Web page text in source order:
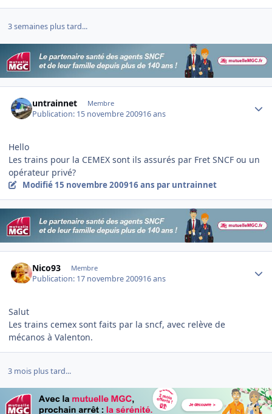
3 semaines plus tard...
untrainnet Membre
Publication: 15 novembre 200916 ans
Hello
Les trains pour la CEMEX sont ils assurés par Fret SNCF ou un
opérateur privé?
Modifié 15 novembre 200916 ans par untrainnet
Nico93 Membre
Publication: 17 novembre 200916 ans
Salut
Les trains cemex sont faits par la sncf, avec relève de
mécanos à Valenton.
3 mois plus tard...